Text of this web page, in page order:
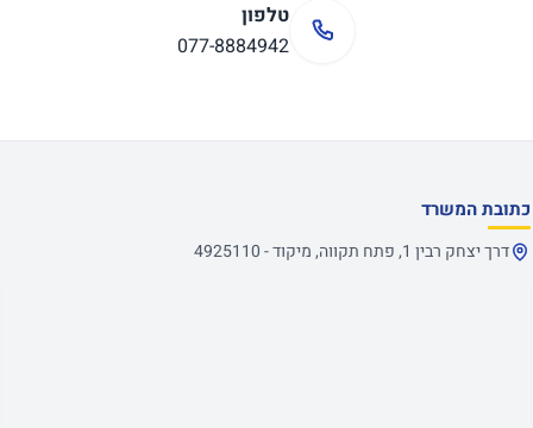
טלפון
077-8884942
כתובת המשרד
דרך יצחק רבין 1, פתח תקווה, מיקוד - 4925110